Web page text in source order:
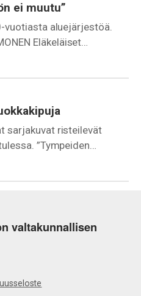
ei muutu”
vuotiasta aluejärjestöä.
Eläkeläiset…
sarjakuvat risteilevät
”Tympeiden…
valtakunnallisen